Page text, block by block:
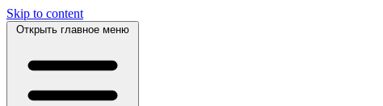
Skip to content
Открыть главное меню